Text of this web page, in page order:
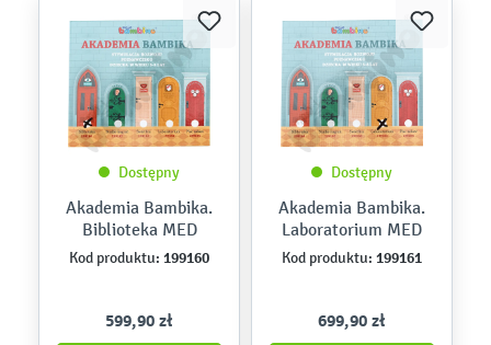
Dostępny
Akademia Bambika.
Biblioteka MED
Kod produktu: 199160
599,90 zł
Dostępny
Akademia Bambika.
Laboratorium MED
Kod produktu: 199161
699,90 zł